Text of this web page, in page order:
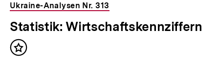
Ukraine-Analysen Nr. 313
Statistik: Wirtschaftskennziffern
Inhalt